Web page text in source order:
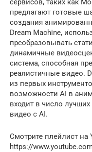
сервисов, таких как
предлагают готовые
создания
Dream Machine,
преобразовывать
динамичные
система, способная
реалистичные видео.
из первых
возможности AI в
входит в число
видео с AI.
Смотрите плейлист на
https://